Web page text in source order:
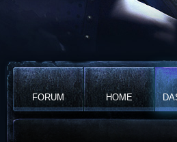
FORUM HOME